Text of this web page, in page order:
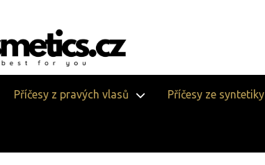
Příčesy z pravých vlasů Příčesy ze syntetiky